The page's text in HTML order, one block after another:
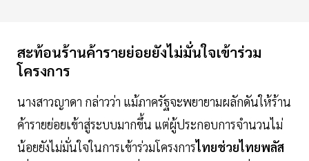
สะท้อนร้านค้ารายย่อยยังไม่มั่นใจเข้าร่วม
โครงการ
นางสาวญาดา กล่าวว่า แม้ภาครัฐจะพยายามผลักดันให้ร้าน
ค้ารายย่อยเข้าสู่ระบบมากขึ้น แต่ผู้ประกอบการจำนวนไม่
น้อยยังไม่มั่นใจในการเข้าร่วมโครงการไทยช่วยไทยพลัส